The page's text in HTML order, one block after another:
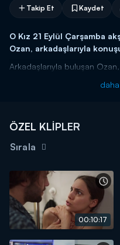
Takip Et Kaydet
O Kız 21 Eylül Çarşamba
Ozan, arkadaşlarıyla
Arkadaşlarıyla buluşan
sözler kısa sürede sosyal
ÖZEL KLİPLER
Sırala
00:10:17